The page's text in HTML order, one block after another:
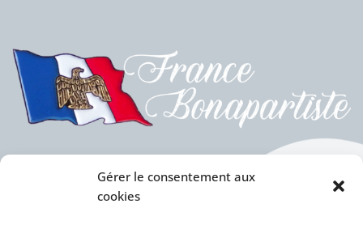
Gérer le consentement aux
cookies
Politique des cookies (UE)